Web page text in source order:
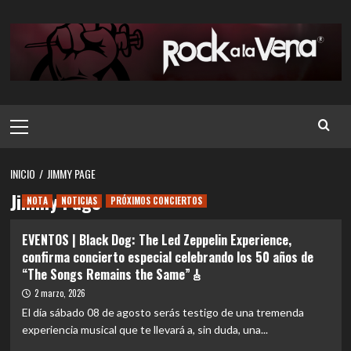
contenido
principal
INICIO JIMMY PAGE
Jimmy Page
NOTA NOTICIAS PRÓXIMOS CONCIERTOS
EVENTOS | Black Dog: The Led Zeppelin Experience,
confirma concierto especial celebrando los 50 años de
“The Songs Remains the Same”🎸
2 marzo, 2026
El día sábado 08 de agosto serás testigo de una tremenda
experiencia musical que te llevará a, sin duda, una...